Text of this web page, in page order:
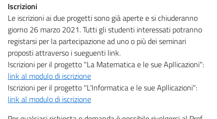
Iscrizioni
Le iscrizioni ai due progetti sono già aperte e si chiuderanno
giorno 26 marzo 2021. Tutti gli studenti interessati potranno
registarsi per la partecipazione ad uno o più dei seminari
proposti attraverso i sueguenti link.
Iscrizioni per il progetto "La Matematica e le sue Apllicazioni":
link al modulo di iscrizione
Iscrizioni per il progetto "L'Informatica e le sue Apllicazioni":
link al modulo di iscrizione